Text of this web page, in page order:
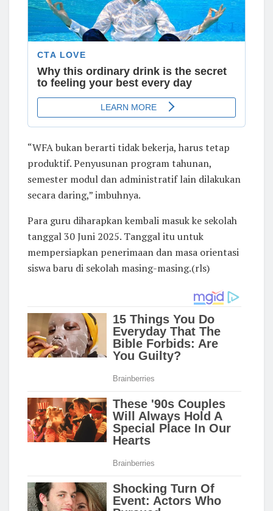
“WFA bukan berarti tidak bekerja, harus tetap
produktif. Penyusunan program tahunan,
semester modul dan administratif lain dilakukan
secara daring,” imbuhnya.
Para guru diharapkan kembali masuk ke sekolah
tanggal 30 Juni 2025. Tanggal itu untuk
mempersiapkan penerimaan dan masa orientasi
siswa baru di sekolah masing-masing.(rls)